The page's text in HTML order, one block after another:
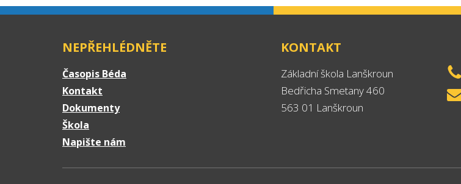
NEPŘEHLÉDNĚTE
Časopis Béda
Kontakt
Dokumenty
Škola
Napište nám
KONTAKT
Základní škola Lanškroun
Bedřicha Smetany 460
563 01 Lanškroun